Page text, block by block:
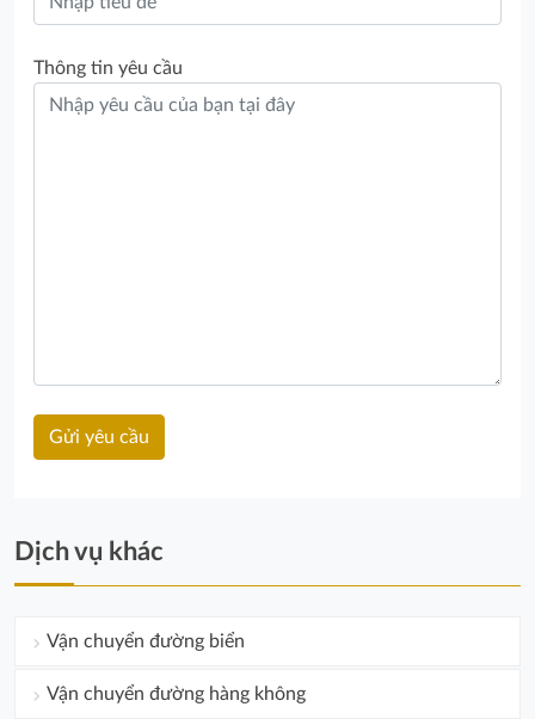
Thông tin yêu cầu
Dịch vụ khác
Vận chuyển đường biển
Vận chuyển đường hàng không